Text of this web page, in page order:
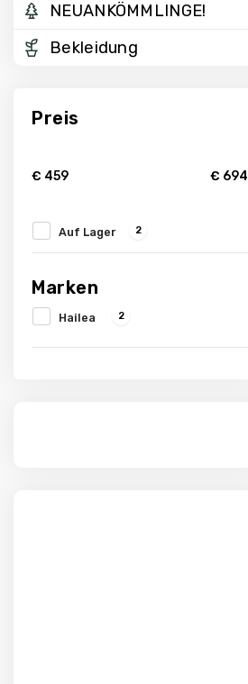
NEUANKÖMMLINGE!
Bekleidung
Preis
€ 459 € 694
Auf Lager 2
Marken
Hailea 2